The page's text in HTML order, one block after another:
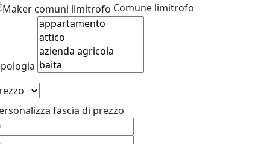
Comune limitrofo
fascia di prezzo